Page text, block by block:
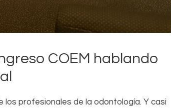
COEM hablando
profesionales de la odontología. Y casi